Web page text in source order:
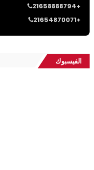
21658888794+
21654870071+
الفيسبوك